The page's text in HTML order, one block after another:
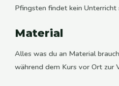
Pfingsten findet kein
Material
Alles was du an Material
während dem Kurs vor Ort zur